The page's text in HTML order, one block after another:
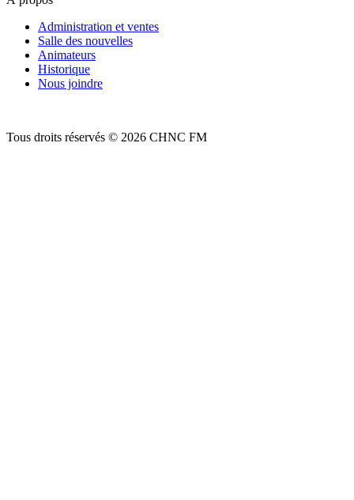
Administration et ventes
Salle des nouvelles
Animateurs
Historique
Nous joindre
Tous droits réservés © 2026 CHNC FM